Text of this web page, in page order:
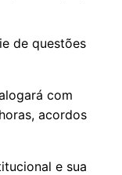
de questões
com
acordos
e sua